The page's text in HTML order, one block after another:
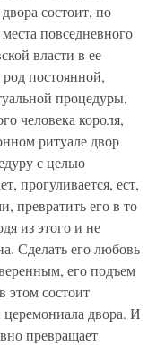
состоит, по
повседневного
власти в ее
постоянной,
процедуры,
человека короля,
ритуале двор
с целью
прогуливается, ест,
превратить его в то
из этого и не
Сделать его любовь
его подъем
этом состоит
церемониала двора. И
превращает